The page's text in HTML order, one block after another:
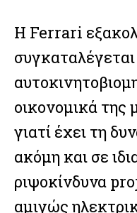
b
o
o
k
it
te
r
ai
l
ai
l
Η Ferrari
οικονομικά της
γιατί έχει τη
ακόμη και σε
ριψοκίνδυνα
αμιγώς